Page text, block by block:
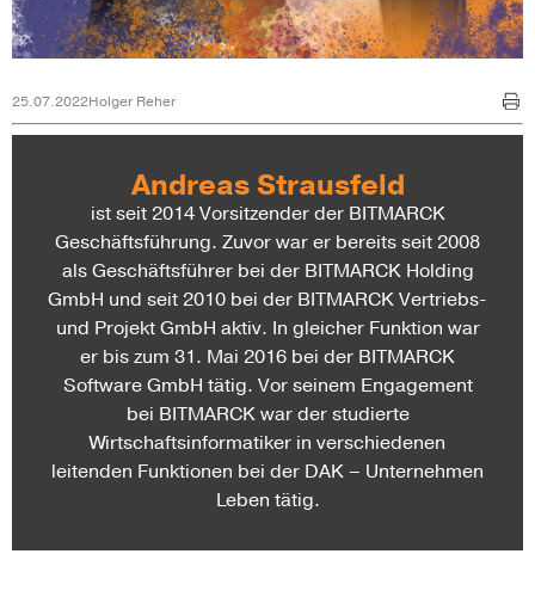
25.07.2022Holger Reher
Andreas Strausfeld
ist seit 2014 Vorsitzender der BITMARCK
Geschäftsführung. Zuvor war er bereits seit 2008
als Geschäftsführer bei der BITMARCK Holding
GmbH und seit 2010 bei der BITMARCK Vertriebs-
und Projekt GmbH aktiv. In gleicher Funktion war
er bis zum 31. Mai 2016 bei der BITMARCK
Software GmbH tätig. Vor seinem Engagement
bei BITMARCK war der studierte
Wirtschaftsinformatiker in verschiedenen
leitenden Funktionen bei der DAK – Unternehmen
Leben tätig.